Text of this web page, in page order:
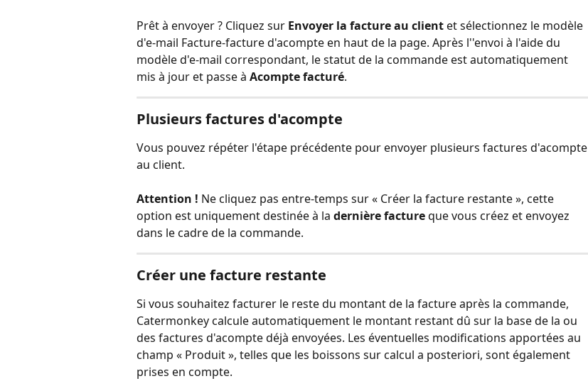
Prêt à envoyer ? Cliquez sur Envoyer la facture au client et sélectionnez le modèle
d'e-mail Facture-facture d'acompte en haut de la page. Après l''envoi à l'aide du
modèle d'e-mail correspondant, le statut de la commande est automatiquement
mis à jour et passe à Acompte facturé.
Plusieurs factures d'acompte
Vous pouvez répéter l'étape précédente pour envoyer plusieurs factures d'acompte
au client.
Attention ! Ne cliquez pas entre-temps sur « Créer la facture restante », cette
option est uniquement destinée à la dernière facture que vous créez et envoyez
dans le cadre de la commande.
Créer une facture restante
Si vous souhaitez facturer le reste du montant de la facture après la commande,
Catermonkey calcule automatiquement le montant restant dû sur la base de la ou
des factures d'acompte déjà envoyées. Les éventuelles modifications apportées au
champ « Produit », telles que les boissons sur calcul a posteriori, sont également
prises en compte.